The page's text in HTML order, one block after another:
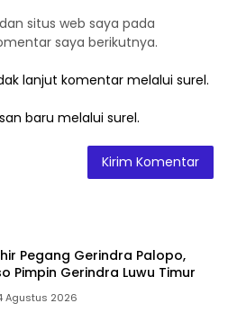
situs web saya pada
saya berikutnya.
lanjut komentar melalui surel.
baru melalui surel.
Pegang Gerindra Palopo,
Pimpin Gerindra Luwu Timur
Agustus 2026